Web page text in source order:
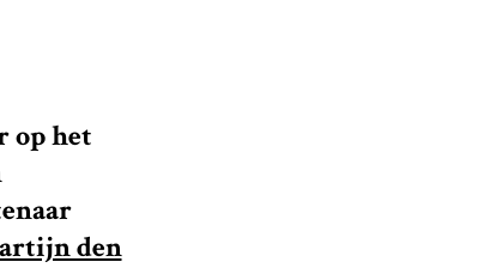
op het
den